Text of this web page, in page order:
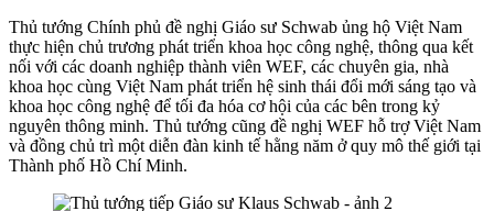
Thủ tướng Chính phủ đề nghị Giáo sư Schwab ủng hộ Việt Nam
thực hiện chủ trương phát triển khoa học công nghệ, thông qua kết
nối với các doanh nghiệp thành viên WEF, các chuyên gia, nhà
khoa học cùng Việt Nam phát triển hệ sinh thái đổi mới sáng tạo và
khoa học công nghệ để tối đa hóa cơ hội của các bên trong kỷ
nguyên thông minh. Thủ tướng cũng đề nghị WEF hỗ trợ Việt Nam
và đồng chủ trì một diễn đàn kinh tế hằng năm ở quy mô thế giới tại
Thành phố Hồ Chí Minh.